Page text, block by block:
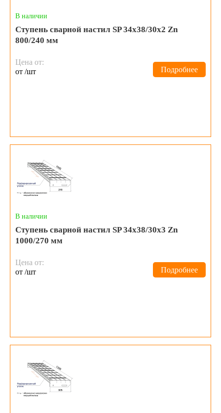
В наличии
Ступень сварной настил SP 34х38/30x2 Zn
800/240 мм
Цена от:
от /шт
Подробнее
В наличии
Ступень сварной настил SP 34х38/30x3 Zn
1000/270 мм
Цена от:
от /шт
Подробнее